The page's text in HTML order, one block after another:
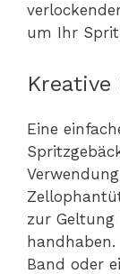
um Ihr
Kreative
Eine
zur
Band oder